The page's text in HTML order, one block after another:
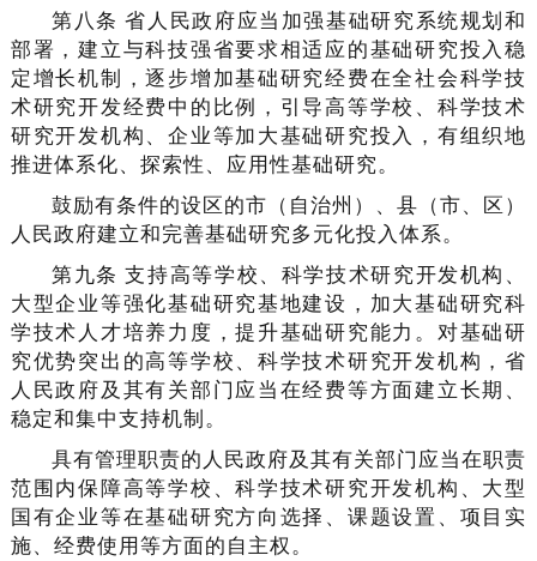
第八条 省人民政府应当加强基础研究系统规划和
部署，建立与科技强省要求相适应的基础研究投入稳
定增长机制，逐步增加基础研究经费在全社会科学技
术研究开发经费中的比例，引导高等学校、科学技术
研究开发机构、企业等加大基础研究投入，有组织地
推进体系化、探索性、应用性基础研究。
鼓励有条件的设区的市（自治州）、县（市、区）
人民政府建立和完善基础研究多元化投入体系。
第九条 支持高等学校、科学技术研究开发机构、
大型企业等强化基础研究基地建设，加大基础研究科
学技术人才培养力度，提升基础研究能力。对基础研
究优势突出的高等学校、科学技术研究开发机构，省
人民政府及其有关部门应当在经费等方面建立长期、
稳定和集中支持机制。
具有管理职责的人民政府及其有关部门应当在职责
范围内保障高等学校、科学技术研究开发机构、大型
国有企业等在基础研究方向选择、课题设置、项目实
施、经费使用等方面的自主权。